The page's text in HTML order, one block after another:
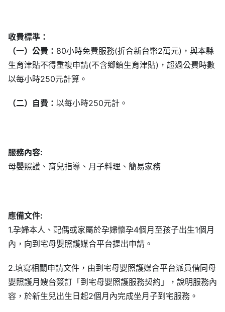
收費標準：
（一）公費： 80小時免費服務(折合新台幣2萬元)，與本縣
生育津貼不得重複申請(不含鄉鎮生育津貼)，超過公費時數
以每小時250元計算。
（二）自費： 以每小時250元計。
服務內容:
母嬰照護、育兒指導、月子料理、簡易家務
應備文件:
1.孕婦本人、配偶或家屬於孕婦懷孕4個月至孩子出生1個月
內，向到宅母嬰照護媒合平台提出申請。
2.填寫相關申請文件，由到宅母嬰照護媒合平台派員偕同母
嬰照護月嫂台簽訂「到宅母嬰照護服務契約」，說明服務內
容，於新生兒出生日起2個月內完成坐月子到宅服務。